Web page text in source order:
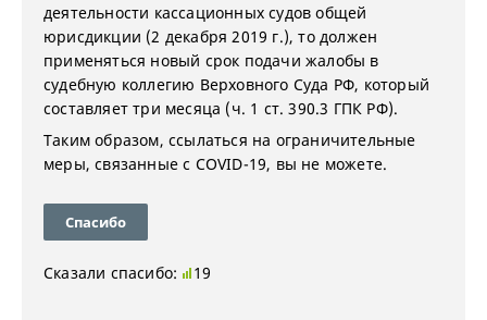
деятельности кассационных судов общей
юрисдикции (2 декабря 2019 г.), то должен
применяться новый срок подачи жалобы в
судебную коллегию Верховного Суда РФ, который
составляет три месяца (ч. 1 ст. 390.3 ГПК РФ).
Таким образом, ссылаться на ограничительные
меры, связанные с COVID-19, вы не можете.
Спасибо
Сказали спасибо: 19